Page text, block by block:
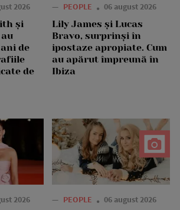
2026
și
de
de
— PEOPLE 06 august 2026
Lily James și Lucas
Bravo, surprinși în
ipostaze apropiate. Cum
au apărut împreună în
Ibiza
2026 — PEOPLE 06 august 2026